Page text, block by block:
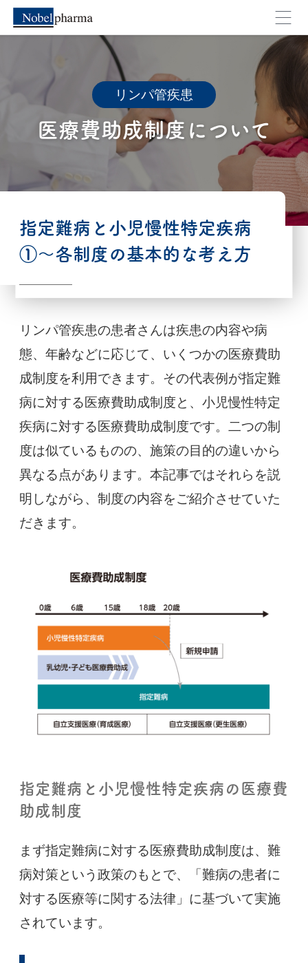
外部のページへ移動します。よろしいですか？
キャンセル OK
リンパ管疾患
医療費助成制度について
指定難病と小児慢性特定疾病
①～各制度の基本的な考え方
リンパ管疾患の患者さんは疾患の内容や病
態、年齢などに応じて、いくつかの医療費助
成制度を利用できます。その代表例が指定難
病に対する医療費助成制度と、小児慢性特定
疾病に対する医療費助成制度です。二つの制
度は似ているものの、施策の目的の違いから
異なる点があります。本記事ではそれらを説
明しながら、制度の内容をご紹介させていた
だきます。
指定難病と小児慢性特定疾病の医療費
助成制度
まず指定難病に対する医療費助成制度は、難
病対策という政策のもとで、「難病の患者に
対する医療等に関する法律」に基づいて実施
されています。